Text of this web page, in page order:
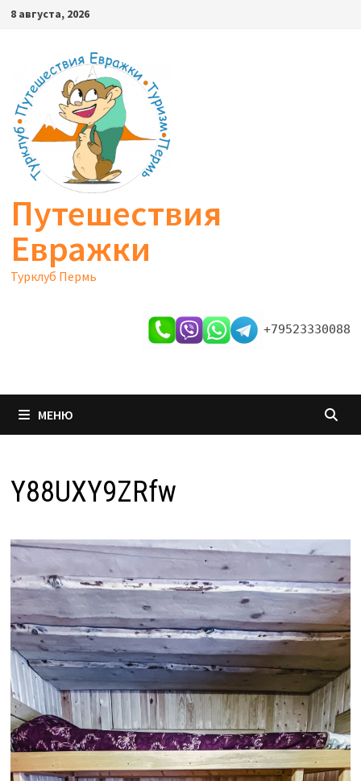
Перейти
содержимому
8 августа, 2026
Путешествия
Евражки
Турклуб Пермь
+79523330088
МЕНЮ
Y88UXY9ZRfw